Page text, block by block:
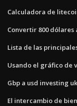
Calculadora de
Convertir 800 dólares
Lista de las
Usando el gráfico de
Gbp a usd investing uk
El intercambio de